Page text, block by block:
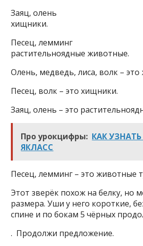
Заяц,
хищники.
Песец,
растительноядные животные.
Олень, медведь, лиса, волк –
Песец, волк – это хищники.
Заяц, олень – это
Про урокцифры: КАК
ЯКЛАСС
Песец, лемминг – это животные
Этот зверёк похож на белку, но
размера. Уши у него короткие,
спине и по бокам 5 чёрных
. Продолжи предложение.